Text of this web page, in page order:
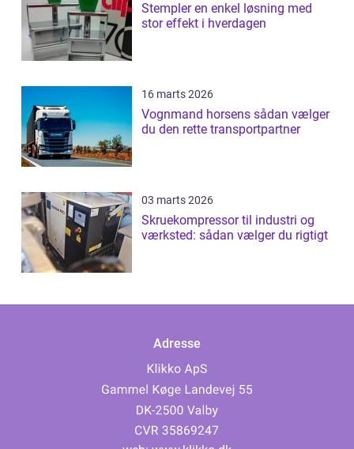
Stempler en enkel løsning med
stor effekt i hverdagen
16 marts 2026
Vognmand horsens sådan vælger
du den rette transportpartner
03 marts 2026
Skruekompressor til industri og
værksted: sådan vælger du rigtigt
Adresse